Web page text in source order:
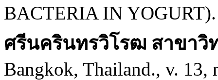
BACTERIA IN
ศรีนครินทรวิโรฒ สาขาวิ
Bangkok, Thailand., v. 13,